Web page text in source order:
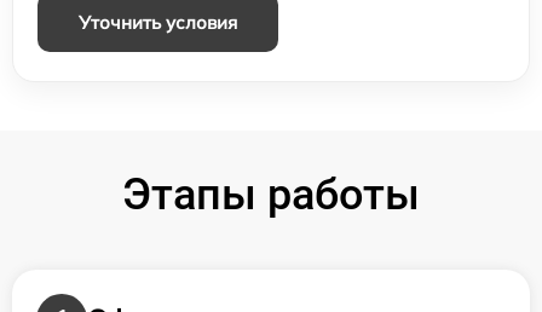
Уточнить условия
Этапы работы